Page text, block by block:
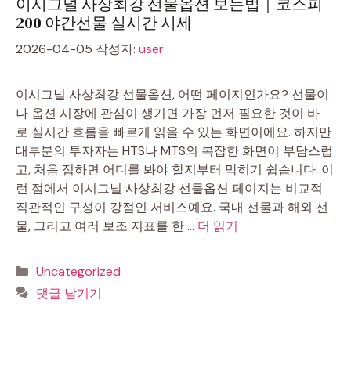
200 야간선물 실시간 시세
2026-04-05 작성자: user
이시그널 사상최강 선물옵션, 어떤 페이지인가요? 선물이
나 옵션 시장에 관심이 생기면 가장 먼저 필요한 것이 바
로 실시간 흐름을 빠르게 읽을 수 있는 화면이에요. 하지만
대부분의 투자자는 HTS나 MTS의 복잡한 화면이 부담스럽
고, 처음 접하면 어디를 봐야 할지부터 막히기 쉽습니다. 이
런 점에서 이시그널 사상최강 선물옵션 페이지는 비교적
직관적인 구성이 강점인 서비스예요. 국내 선물과 해외 선
물, 그리고 여러 보조 지표를 한 … 더 읽기
카
테
Uncategorized
댓글 남기기